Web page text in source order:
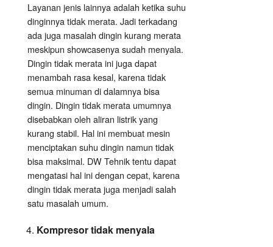
Layanan jenis lainnya adalah ketika suhu
dinginnya tidak merata. Jadi terkadang
ada juga masalah dingin kurang merata
meskipun showcasenya sudah menyala.
Dingin tidak merata ini juga dapat
menambah rasa kesal, karena tidak
semua minuman di dalamnya bisa
dingin. Dingin tidak merata umumnya
disebabkan oleh aliran listrik yang
kurang stabil. Hal ini membuat mesin
menciptakan suhu dingin namun tidak
bisa maksimal. DW Tehnik tentu dapat
mengatasi hal ini dengan cepat, karena
dingin tidak merata juga menjadi salah
satu masalah umum.
Kompresor tidak menyala